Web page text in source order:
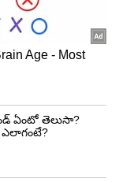
విద్యుత్
కూలింగ్ వల్ల
సెట్
తగ్గిపోవడమే